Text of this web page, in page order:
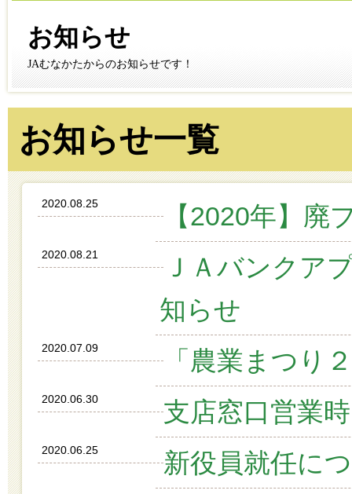
お知らせ
JAむなかたからのお知らせです！
お知らせ一覧
2020.08.25 【2020年】廃
2020.08.21
ＪＡバンクア
知らせ
2020.07.09 「農業まつり
2020.06.30 支店窓口営業
2020.06.25 新役員就任に